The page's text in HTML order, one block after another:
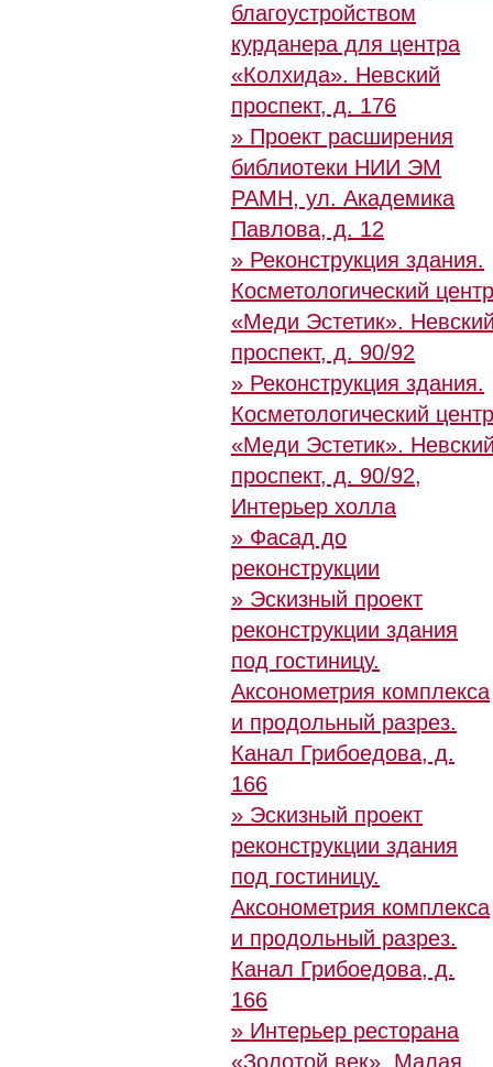
благоустройством
курданера для центра
«Колхида». Невский
проспект, д. 176
» Проект расширения
библиотеки НИИ ЭМ
РАМН, ул. Академика
Павлова, д. 12
» Реконструкция здания.
Косметологический центр
«Меди Эстетик».
проспект, д. 90/92
» Реконструкция здания.
Косметологический центр
«Меди Эстетик».
проспект, д. 90/92,
Интерьер холла
» Фасад до
реконструкции
» Эскизный проект
реконструкции здания
под гостиницу.
Аксонометрия комплекса
и продольный разрез.
Канал Грибоедова, д.
166
» Эскизный проект
реконструкции здания
под гостиницу.
Аксонометрия комплекса
и продольный разрез.
Канал Грибоедова, д.
166
» Интерьер ресторана
«Золотой век», Малая